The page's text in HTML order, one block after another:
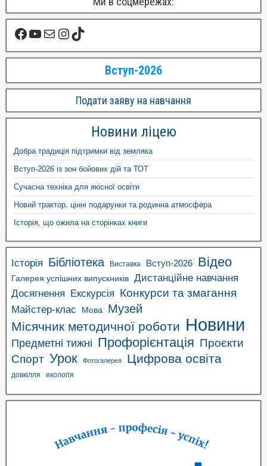
Вступ-2026
Подати заяву на навчання
Новини ліцею
Добра традиція підтримки від земляка
Вступ-2026 із зон бойових дій та ТОТ
Сучасна техніка для якісної освіти
Новий трактор, цінні подарунки та родинна атмосфера
Історія, що ожила на сторінках книги
Історія Бібліотека Виставка Вступ-2026 Відео
Галерея успішних випускників Дистанційне навчання
Досягнення Екскурсія Конкурси та змагання
Майстер-клас Мова Музей
Місячник методичної роботи Новини
Предметні тижні Профорієнтація Проєкти
Спорт Урок Фотогалерея Цифрова освіта
довкілля екологія